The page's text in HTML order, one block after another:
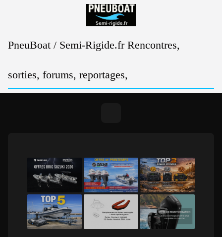
PneuBoat / Semi-Rigide.fr Rencontres,
sorties, forums, reportages,